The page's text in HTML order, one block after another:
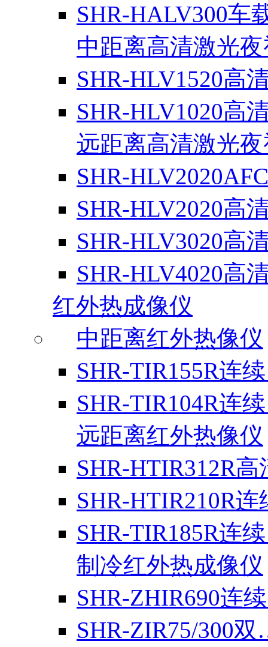
SHR-HALV300车
中距离高清激光
SHR-HLV1520高
SHR-HLV1020高
远距离高清激光
SHR-
SHR-HLV2020高
SHR-HLV3020高
SHR-HLV4020高
红外热成像仪
中距离红外热像仪
SHR-TIR155R连
SHR-TIR104R连
远距离红外热像仪
SHR-HTIR312R
SHR-HTIR210R
SHR-TIR185R连
制冷红外热成像仪
SHR-ZHIR690连
SHR-ZIR75/300